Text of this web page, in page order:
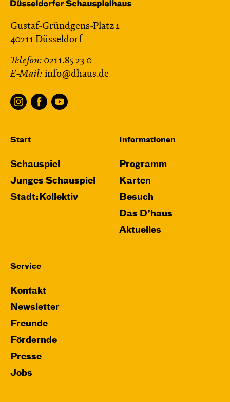
Gustaf-Gründgens-Platz 1
40211 Düsseldorf
Telefon: 0211.85 23 0
E-Mail: info@dhaus.de
Start
Schauspiel
Junges Schauspiel
Stadt:Kollektiv
Informationen
Programm
Karten
Besuch
Das D’haus
Aktuelles
Service
Kontakt
Newsletter
Freunde
Fördernde
Presse
Jobs